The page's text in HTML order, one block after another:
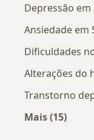
Depressão em
Ansiedade em
Dificuldades
Alterações do
Transtorno
Mais (15)